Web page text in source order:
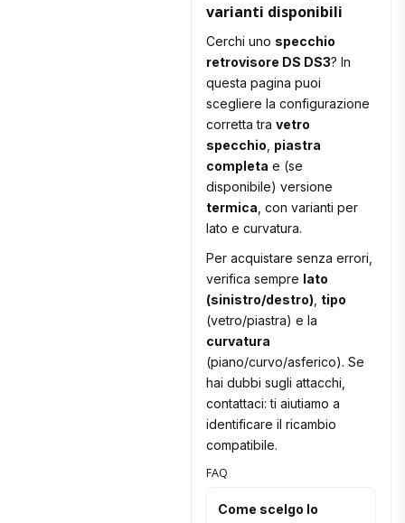
varianti disponibili
Cerchi uno specchio
retrovisore DS DS3? In
questa pagina puoi
scegliere la configurazione
corretta travetro
specchio piastra
completa e (se
disponibile) versione
termica , con varianti per
lato e curvatura.
Per acquistare senza errori,
verifica sempre lato
(sinistro/destro) tipo
(vetro/piastra) e la
curvatura
(piano/curvo/asferico). Se
hai dubbi sugli attacchi,
contattaci: ti aiutiamo a
identificare il ricambio
compatibile.
FAQ
Come scelgo lo